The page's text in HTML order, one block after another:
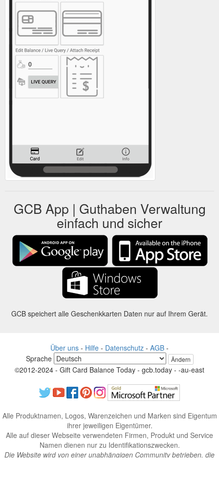
GCB App | Guthaben Verwaltung
einfach und sicher
GCB speichert alle Geschenkkarten Daten nur auf Ihrem Gerät.
Über uns - Hilfe - Datenschutz - AGB -
Sprache
Ändern
©2012-2024 - Gift Card Balance Today - gcb.today - -au-east
Alle Produktnamen, Logos, Warenzeichen und Marken sind Eigentum
ihrer jeweiligen Eigentümer.
Alle auf dieser Webseite verwendeten Firmen, Produkt und Service
Namen dienen nur zu Identifikationszwecken.
Die Website wird von einer unabhängigen Community betrieben, die